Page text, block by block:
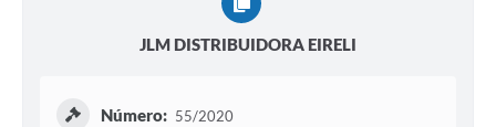
JLM DISTRIBUIDORA EIRELI
Número: 55/2020